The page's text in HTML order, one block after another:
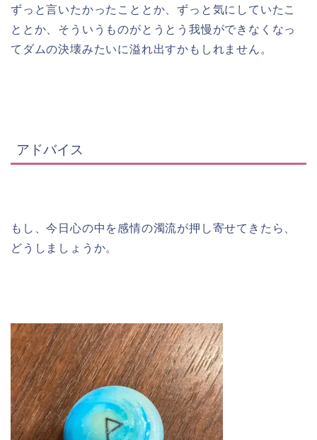
ずっと言いたかったこととか、ずっと気にしていたこ
ととか、そういうものがとうとう我慢ができなくなっ
てダムの決壊みたいに溢れ出すかもしれません。
アドバイス
もし、今日心の中を感情の濁流が押し寄せてきたら、
どうしましょうか。